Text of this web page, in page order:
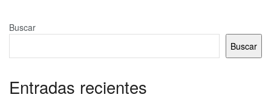
Buscar
Buscar
Entradas recientes